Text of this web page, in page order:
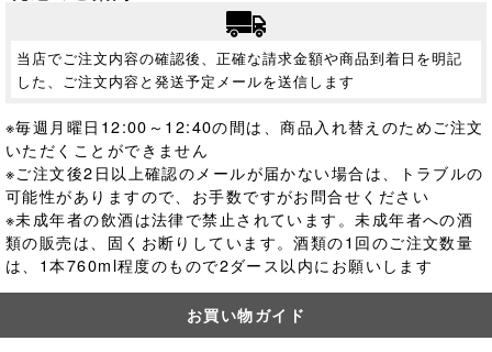
当店でご注文内容の確認後、正確な請求金額や商品到着日を明記
した、ご注文内容と発送予定メールを送信します
※毎週月曜日12:00～12:40の間は、商品入れ替えのためご注文
いただくことができません
※ご注文後2日以上確認のメールが届かない場合は、トラブルの
可能性がありますので、お手数ですがお問合せください
※未成年者の飲酒は法律で禁止されています。未成年者への酒
類の販売は、固くお断りしています。酒類の1回のご注文数量
は、1本760ml程度のもので2ダース以内にお願いします
お買い物ガイド